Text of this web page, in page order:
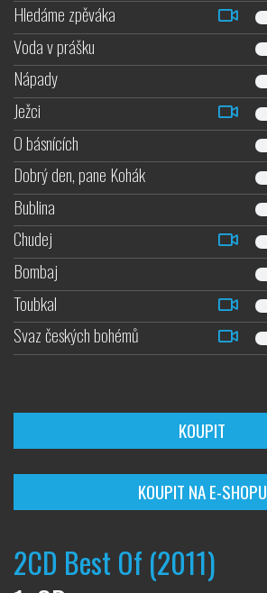
Hledáme zpěváka
Voda v prášku
Nápady
Ježci
O básnících
Dobrý den, pane Kohák
Bublina
Chudej
Bombaj
Toubkal
Svaz českých bohémů
KOUPIT
KOUPIT NA E-SHOPU
2CD Best Of (2011)